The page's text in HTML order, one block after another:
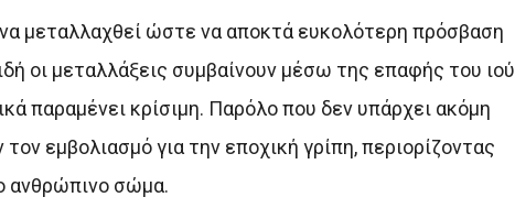
μεταλλαχθεί ώστε να αποκτά ευκολότερη πρόσβαση
οι μεταλλάξεις συμβαίνουν μέσω της επαφής του ιού
παραμένει κρίσιμη. Παρόλο που δεν υπάρχει ακόμη
εμβολιασμό για την εποχική γρίπη, περιορίζοντας
ανθρώπινο σώμα.